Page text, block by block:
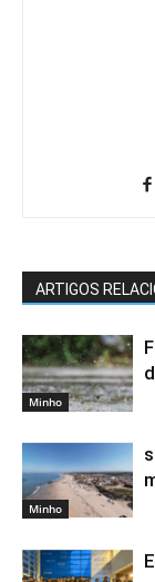
ARTIGOS
Minho
Minho